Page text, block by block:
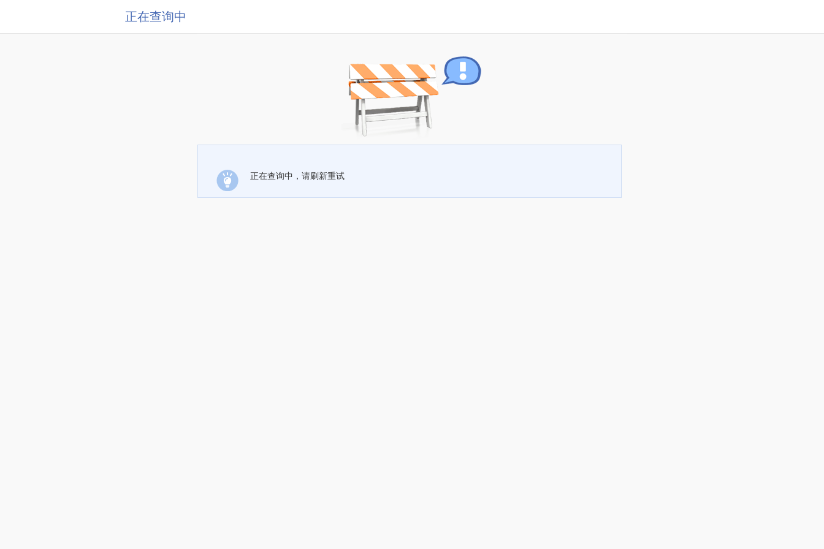
正在查询中
正在查询中，请刷新重试